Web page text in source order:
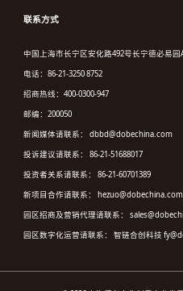
联系方式
中国上海市长宁区安化路492号长宁德必易园
电话：86-21-3250 8752
招商热线：400-0300-947
邮编：200050
新闻媒体请联系： dbbd@dobechina.com
投诉建议请联系： 86-21-51688017
投资者关系请联系： 86-21-60701389
新项目合作请联系： hezuo@dobechina.com
园区招商及营销代理请联系：
园区数字化运营请联系： 智链合创科技